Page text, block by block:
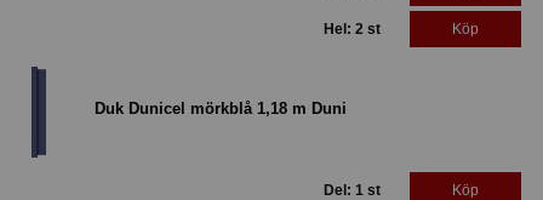
Hel: 2 st Köp
Duk Dunicel mörkblå 1,18 m Duni
Del: 1 st Köp